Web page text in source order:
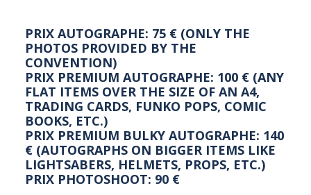
PRIX AUTOGRAPHE: 75 € (ONLY THE
PHOTOS PROVIDED BY THE
CONVENTION)
PRIX PREMIUM AUTOGRAPHE: 100 € (ANY
FLAT ITEMS OVER THE SIZE OF AN A4,
TRADING CARDS, FUNKO POPS, COMIC
BOOKS, ETC.)
PRIX PREMIUM BULKY AUTOGRAPHE: 140
€ (AUTOGRAPHS ON BIGGER ITEMS LIKE
LIGHTSABERS, HELMETS, PROPS, ETC.)
PRIX PHOTOSHOOT: 90 €